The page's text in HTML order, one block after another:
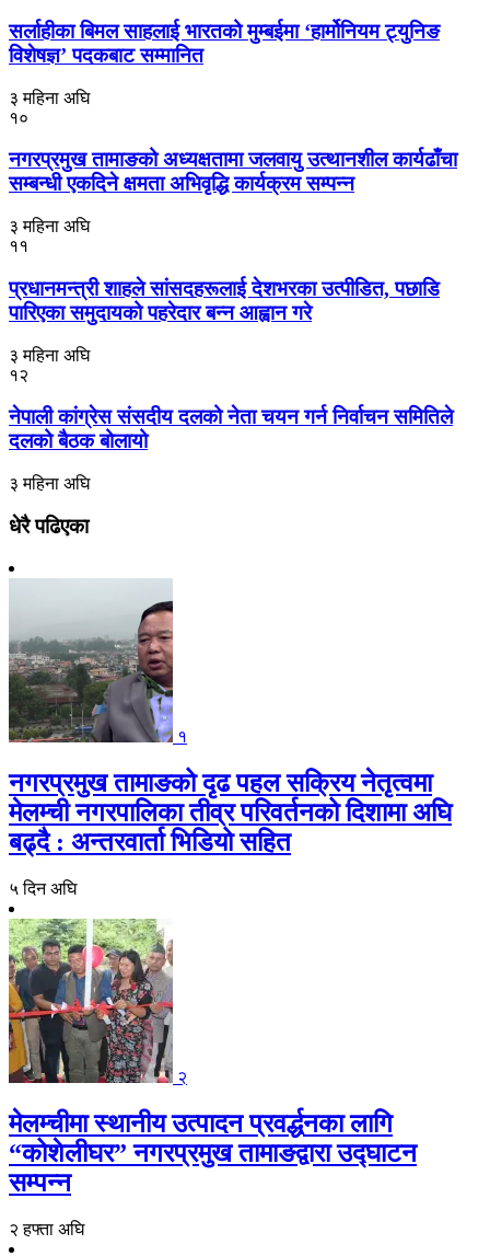
सर्लाहीका बिमल साहलाई भारतको मुम्बईमा ‘हार्मोनियम ट्युनिङ
विशेषज्ञ’ पदकबाट सम्मानित
३ महिना अघि
१०
नगरप्रमुख तामाङको अध्यक्षतामा जलवायु उत्थानशील कार्यढाँचा
सम्बन्धी एकदिने क्षमता अभिवृद्धि कार्यक्रम सम्पन्न
३ महिना अघि
११
प्रधानमन्त्री शाहले सांसदहरूलाई देशभरका उत्पीडित, पछाडि
पारिएका समुदायको पहरेदार बन्न आह्वान गरे
३ महिना अघि
१२
नेपाली कांग्रेस संसदीय दलको नेता चयन गर्न निर्वाचन समितिले
दलको बैठक बोलायो
३ महिना अघि
धेरै पढिएका
१
नगरप्रमुख तामाङको दृढ पहल सक्रिय नेतृत्वमा
मेलम्ची नगरपालिका तीव्र परिवर्तनको दिशामा अघि
बढ्दै : अन्तरवार्ता भिडियो सहित
५ दिन अघि
२
मेलम्चीमा स्थानीय उत्पादन प्रवर्द्धनका लागि
“कोशेलीघर” नगरप्रमुख तामाङद्वारा उद्घाटन
सम्पन्न
२ हफ्ता अघि